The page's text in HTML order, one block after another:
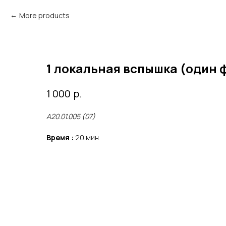
More products
1 локальная вспышка (один
1 000 р.
А20.01.005 (07)
Время : 20 мин.